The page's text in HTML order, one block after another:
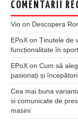
COMENTARII
Vio on Descopera
EPoX onȚinutele de
funcționalitate în
EPoX onCum să
pasionați și începători
Cea mai buna
si comunicate de
masini